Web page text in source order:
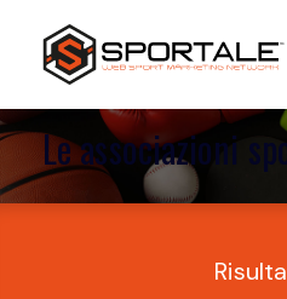
Le associazioni